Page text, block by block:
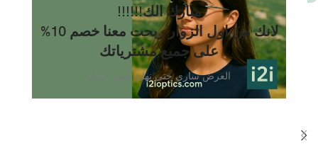
مبارك الك!!!!!!
لانك من اول الزوار ربحت معنا خصم 10%
على جميع مشترياتك
العرض ساري حتى نهايه شهر ابريل